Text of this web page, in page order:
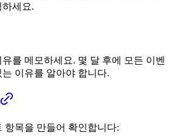
세요.
를 메모하세요. 몇 달 후에 모든 이벤
이유를 알아야 합니다.
항목을 만들어 확인합니다: